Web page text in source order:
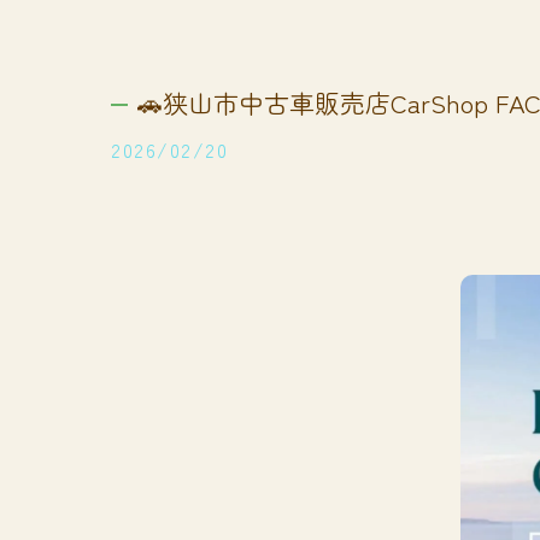
🚗狭山市中古車販売店CarShop
2026/02/20